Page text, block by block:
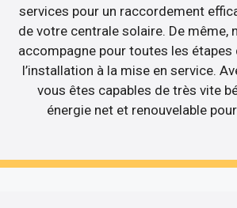
services pour un raccordement
de votre centrale solaire. De même,
accompagne pour toutes les étapes
l’installation à la mise en service.
vous êtes capables de très vite
énergie net et renouvelable